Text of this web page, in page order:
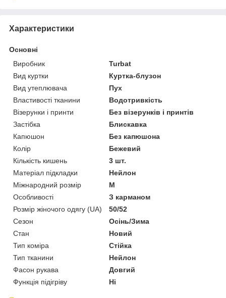
Характеристики
Основні
Виробник
Turbat
Вид куртки
Куртка-блузон
Вид утеплювача
Пух
Властивості тканини
Водотривкість
Візерунки і принти
Без візерунків і принтів
Застібка
Блискавка
Капюшон
Без капюшона
Колір
Бежевий
Кількість кишень
3 шт.
Матеріал підкладки
Нейлон
Міжнародний розмір
M
Особливості
З карманом
Розмір жіночого одягу (UA)
50/52
Сезон
Осінь/Зима
Стан
Новий
Тип коміра
Стійка
Тип тканини
Нейлон
Фасон рукава
Довгий
Функція підігріву
Ні